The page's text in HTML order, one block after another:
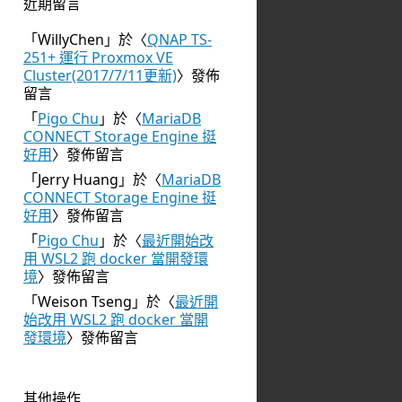
「WillyChen 」於〈QNAP TS-
251+ 運行 Proxmox VE
Cluster(2017/7/11更新)〉發佈
留言
「Pigo Chu 」於〈MariaDB
CONNECT Storage Engine 挺
好用〉發佈留言
「Jerry Huang 」於〈MariaDB
CONNECT Storage Engine 挺
好用〉發佈留言
「Pigo Chu 」於〈最近開始改
用 WSL2 跑 docker 當開發環
境〉發佈留言
「Weison Tseng 」於〈最近開
始改用 WSL2 跑 docker 當開
發環境〉發佈留言
其他操作